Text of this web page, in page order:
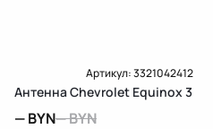
Артикул:3321042412
Антенна Chevrolet Equinox 3
—BYN—BYN